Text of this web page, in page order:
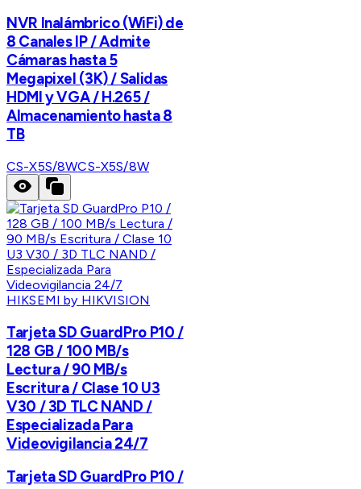
NVR Inalámbrico (WiFi) de
8 Canales IP / Admite
Cámaras hasta 5
Megapixel (3K) / Salidas
HDMI y VGA / H.265 /
Almacenamiento hasta 8
TB
CS-X5S/8WCS-X5S/8W
HIKSEMI by HIKVISION
Tarjeta SD GuardPro P10 /
128 GB / 100 MB/s
Lectura / 90 MB/s
Escritura / Clase 10 U3
V30 / 3D TLC NAND /
Especializada Para
Videovigilancia 24/7
Tarjeta SD GuardPro P10 /